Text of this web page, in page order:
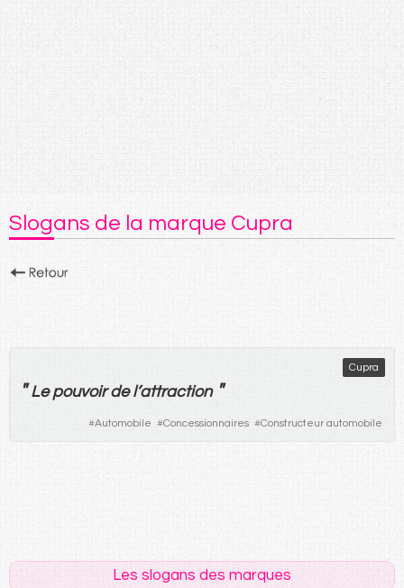
Slogans de la marque Cupra
Cupra
" Le pouvoir del’attraction "
#Automobile #Concessionnaires #Constructeur automobile
Les slogans des marques